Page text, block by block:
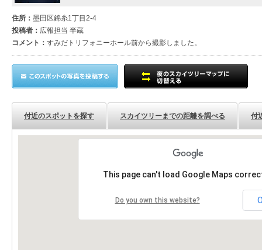
住所： 墨田区錦糸1丁目2-4
投稿者： 広報担当 半蔵
コメント： すみだトリフォニーホール前から撮影しました。
付近のスポットを探す スカイツリーまでの距離を調べる 付
This page can't load Google Maps
Do you own this website?